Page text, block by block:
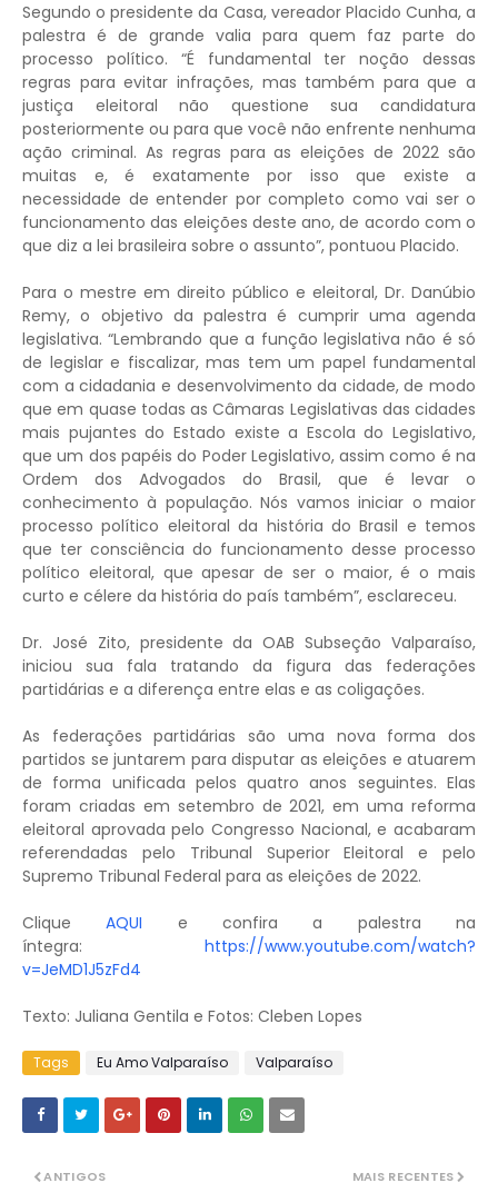
Segundo o presidente da Casa, vereador Placido Cunha, a
palestra é de grande valia para quem faz parte do
processo político. “É fundamental ter noção dessas
regras para evitar infrações, mas também para que a
justiça eleitoral não questione sua candidatura
posteriormente ou para que você não enfrente nenhuma
ação criminal. As regras para as eleições de 2022 são
muitas e, é exatamente por isso que existe a
necessidade de entender por completo como vai ser o
funcionamento das eleições deste ano, de acordo com o
que diz a lei brasileira sobre o assunto”, pontuou Placido.
Para o mestre em direito público e eleitoral, Dr. Danúbio
Remy, o objetivo da palestra é cumprir uma agenda
legislativa. “Lembrando que a função legislativa não é só
de legislar e fiscalizar, mas tem um papel fundamental
com a cidadania e desenvolvimento da cidade, de modo
que em quase todas as Câmaras Legislativas das cidades
mais pujantes do Estado existe a Escola do Legislativo,
que um dos papéis do Poder Legislativo, assim como é na
Ordem dos Advogados do Brasil, que é levar o
conhecimento à população. Nós vamos iniciar o maior
processo político eleitoral da história do Brasil e temos
que ter consciência do funcionamento desse processo
político eleitoral, que apesar de ser o maior, é o mais
curto e célere da história do país também”, esclareceu.
Dr. José Zito, presidente da OAB Subseção Valparaíso,
iniciou sua fala tratando da figura das federações
partidárias e a diferença entre elas e as coligações.
As federações partidárias são uma nova forma dos
partidos se juntarem para disputar as eleições e atuarem
de forma unificada pelos quatro anos seguintes. Elas
foram criadas em setembro de 2021, em uma reforma
eleitoral aprovada pelo Congresso Nacional, e acabaram
referendadas pelo Tribunal Superior Eleitoral e pelo
Supremo Tribunal Federal para as eleições de 2022.
CliqueAQUI e confira a palestra na
íntegra: https://www.youtube.com/watch?
v=JeMD1J5zFd4
Texto: Juliana Gentila e Fotos: Cleben Lopes
Tags Eu Amo Valparaíso Valparaíso
MAIS RECENTES
ANTIGOS